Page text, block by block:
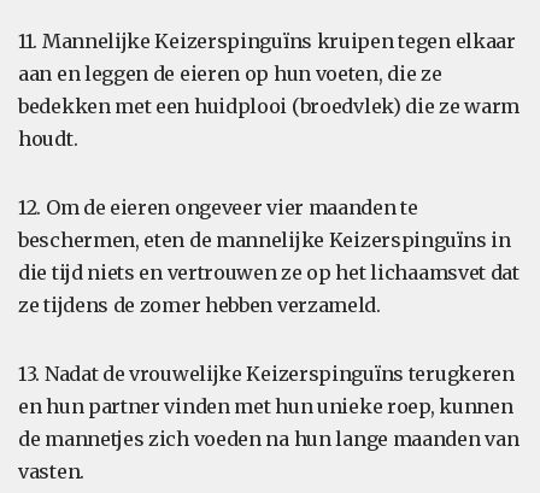
11. Mannelijke Keizerspinguïns kruipen tegen elkaar
aan en leggen de eieren op hun voeten, die ze
bedekken met een huidplooi (broedvlek) die ze warm
houdt.
12. Om de eieren ongeveer vier maanden te
beschermen, eten de mannelijke Keizerspinguïns in
die tijd niets en vertrouwen ze op het lichaamsvet dat
ze tijdens de zomer hebben verzameld.
13. Nadat de vrouwelijke Keizerspinguïns terugkeren
en hun partner vinden met hun unieke roep, kunnen
de mannetjes zich voeden na hun lange maanden van
vasten.